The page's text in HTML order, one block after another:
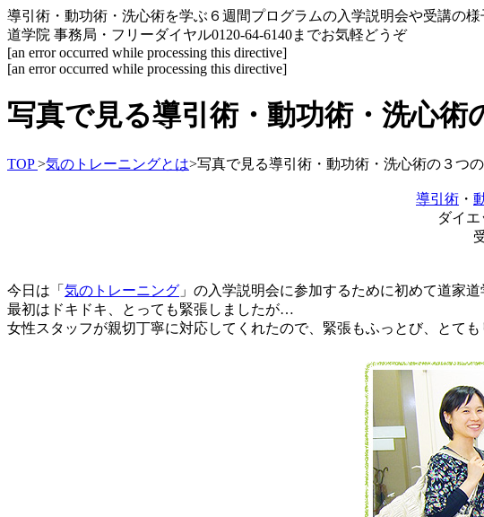
導引術・動功術・洗心術を学ぶ６週間プログラムの入学説明会や受講の
道学院 事務局・フリーダイヤル0120-64-6140までお気軽どうぞ
[an error occurred while processing this directive]
[an error occurred while processing this directive]
写真で見る導引術・動功術・洗心
TOP >気のトレーニングとは>写真で見る導引術・動功術・洗心術の３つ
導引術 ・
ダイ
今日は「 気のトレーニング 」の入学説明会に参加するために初めて道家
最初はドキドキ、とっても緊張しましたが…
女性スタッフが親切丁寧に対応してくれたので、緊張もふっとび、とても